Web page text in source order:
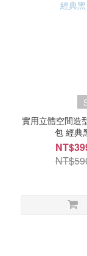
實用立體空間造
包 經典